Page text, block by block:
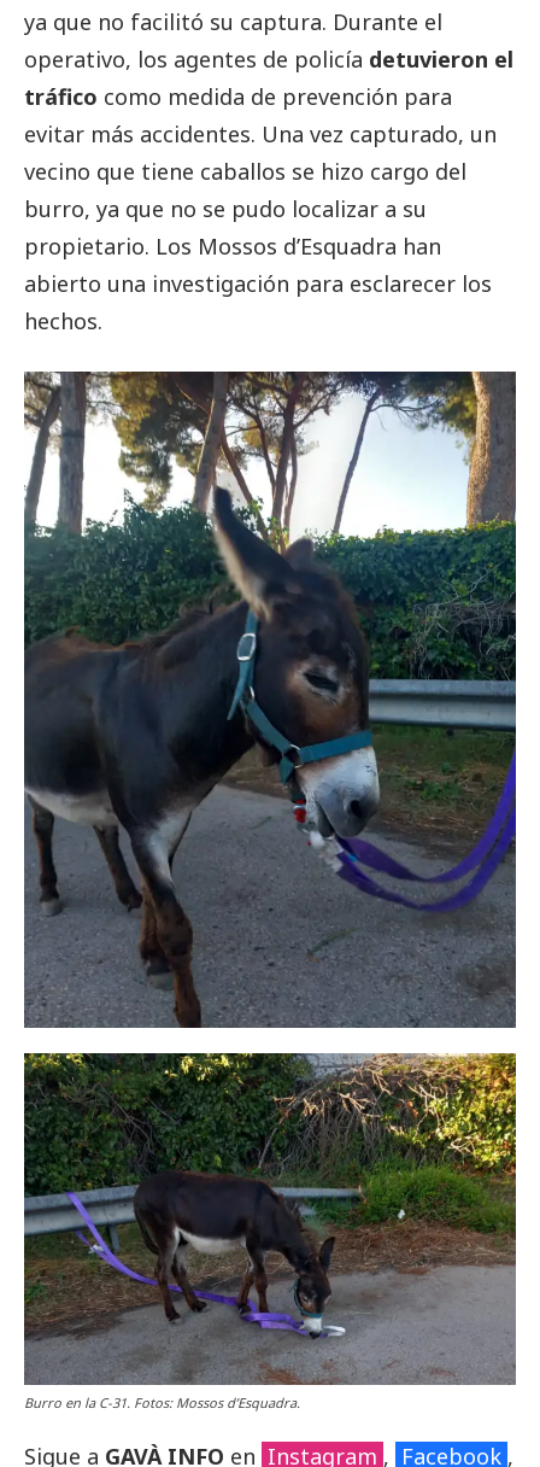
ya que no facilitó su captura. Durante el
operativo, los agentes de policía detuvieron el
tráfico como medida de prevención para
evitar más accidentes. Una vez capturado, un
vecino que tiene caballos se hizo cargo del
burro, ya que no se pudo localizar a su
propietario. Los Mossos d’Esquadra han
abierto una investigación para esclarecer los
hechos.
Burro en la C-31. Fotos: Mossos d’Esquadra.
Sigue a GAVÀ INFO en Instagram , Facebook ,